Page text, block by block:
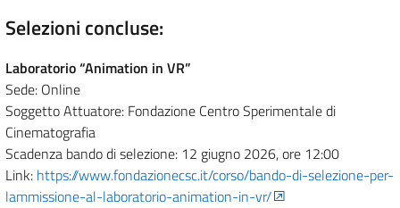
Selezioni concluse:
Laboratorio “Animation in VR”
Sede: Online
Soggetto Attuatore: Fondazione Centro Sperimentale di
Cinematografia
Scadenza bando di selezione: 12 giugno 2026, ore 12:00
Link: https://www.fondazionecsc.it/corso/bando-di-selezione-per-
lammissione-al-laboratorio-animation-in-vr/